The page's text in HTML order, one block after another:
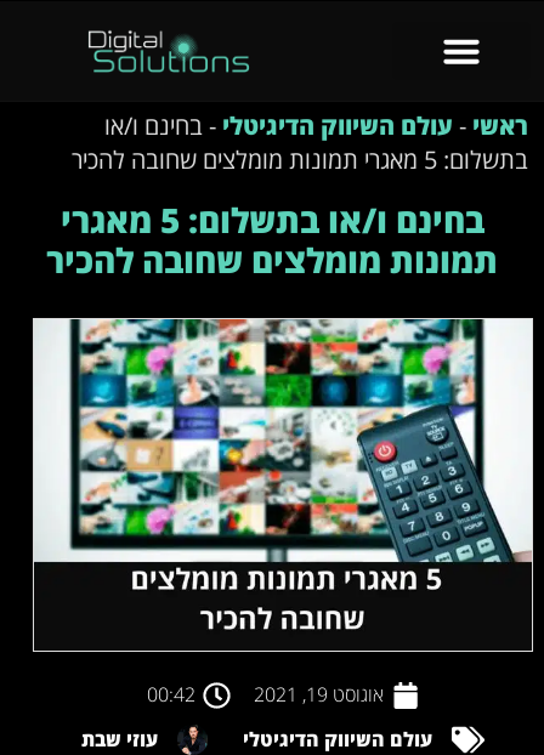
ראשי - עולם השיווק הדיגיטלי -בחינם ו/או
בתשלום: 5 מאגרי תמונות מומלצים שחובה להכיר
בחינם ו/או בתשלום: 5 מאגרי
תמונות מומלצים שחובה להכיר
אוגוסט 19, 2021
00:42
עולם השיווק הדיגיטלי
עוזי שבת